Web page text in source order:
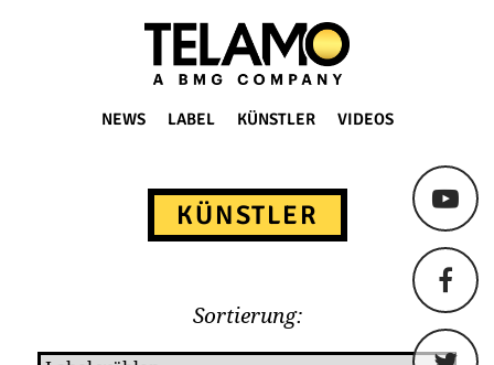
TELAMO
NEWS LABEL KÜNSTLER VIDEOS
KÜNSTLER
Sortierung: